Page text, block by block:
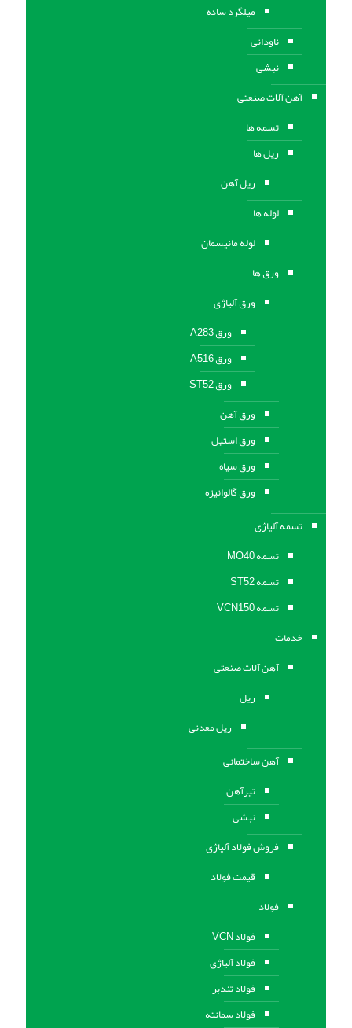
میلگرد ساده
ناودانی
نبشی
آهن آلات صنعتی
تسمه ها
ریل ها
ریل آهن
لوله ها
لوله مانیسمان
ورق ها
ورق آلیاژی
ورق A283
ورق A516
ورق ST52
ورق آهن
ورق استیل
ورق سیاه
ورق گالوانیزه
تسمه آلیاژی
تسمه MO40
تسمه ST52
تسمه VCN150
خدمات
آهن آلات صنعتی
ریل
ریل معدنی
آهن ساختمانی
تیرآهن
نبشی
فروش فولاد آلیاژی
قیمت فولاد
فولاد
فولاد VCN
فولاد آلیاژی
فولاد تندبر
فولاد سمانته